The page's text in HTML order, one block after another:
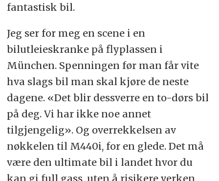
fantastisk bil.
Jeg ser for meg en scene i en
bilutleieskranke på flyplassen i
München. Spenningen før man får vite
hva slags bil man skal kjøre de neste
dagene. «Det blir dessverre en to-dørs bil
på deg. Vi har ikke noe annet
tilgjengelig». Og overrekkelsen av
nøkkelen til M440i, for en glede. Det må
være den ultimate bil i landet hvor du
kan gi full gass, uten å risikere verken